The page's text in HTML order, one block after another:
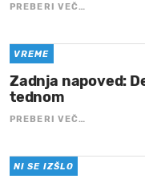
PREBERI VEČ…
VREME
Zadnja napoved:
tednom
PREBERI VEČ…
NI SE IZŠLO